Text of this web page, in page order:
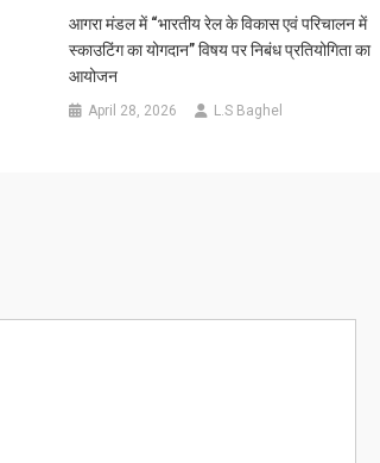
आगरा मंडल में “भारतीय रेल के विकास एवं परिचालन में
स्काउटिंग का योगदान” विषय पर निबंध प्रतियोगिता का
आयोजन
April 28, 2026 L.S Baghel